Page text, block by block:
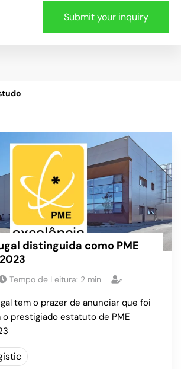
distinguida como PME
Tempo de Leitura: 2 min
tem o prazer de anunciar que foi
o prestigiado estatuto de PME